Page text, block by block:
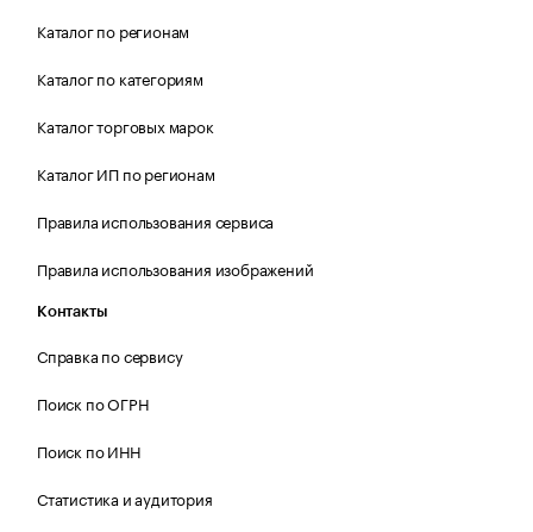
Каталог по регионам
Каталог по категориям
Каталог торговых марок
Каталог ИП по регионам
Правила использования сервиса
Правила использования изображений
Контакты
Справка по сервису
Поиск по ОГРН
Поиск по ИНН
Статистика и аудитория